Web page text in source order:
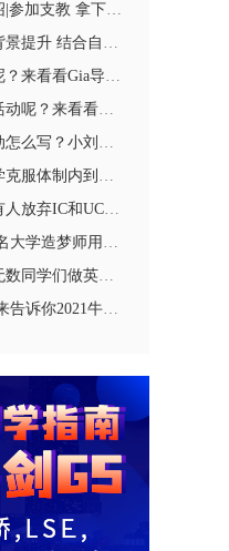
金 靠“经验”打败留学拦路虎
势才能找到好的背提项目
会给学员带来哪些建议吧
大陆导师给你的答案
经历一定能够给你带来启发
国际部的学习困难
IC和UCL也要选它
年的亲身经历来告诉你
牛津大学贝利奥尔学院的导师日常
津大学本科申请攻略